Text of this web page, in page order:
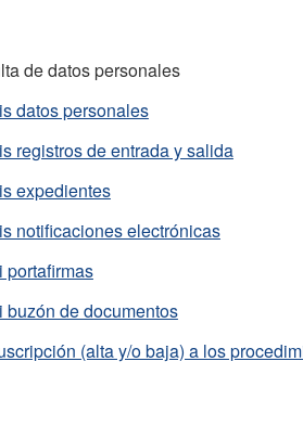
de datos personales
datos personales
registros de entrada y salida
expedientes
notificaciones electrónicas
portafirmas
buzón de documentos
(alta y/o baja) a los